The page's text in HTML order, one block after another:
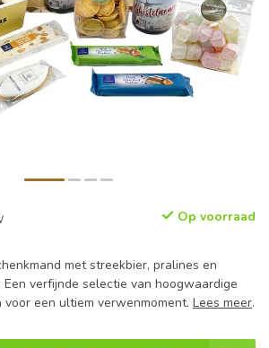
Op voorraad
met streekbier, pralines en
verfijnde selectie van hoogwaardige
een ultiem verwenmoment. Lees meer.